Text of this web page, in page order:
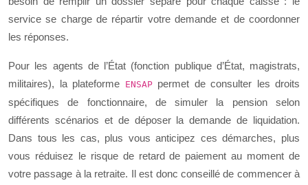
service se charge de répartir votre demande et de coordonner
les réponses.
Pour les agents de l’État (fonction publique d’État, magistrats,
militaires), la plateforme ENSAPpermet de consulter les droits
spécifiques de fonctionnaire, de simuler la pension selon
différents scénarios et de déposer la demande de liquidation.
Dans tous les cas, plus vous anticipez ces démarches, plus
vous réduisez le risque de retard de paiement au moment de
votre passage à la retraite. Il est donc conseillé de commencer à